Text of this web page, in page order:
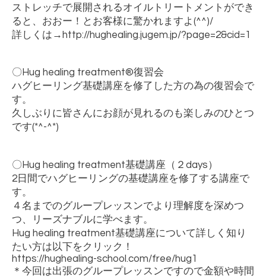
ストレッチで展開されるオイルトリートメントができ
ると、おおー！とお客様に驚かれますよ (^^)/
詳しくは →http://hughealing.jugem.jp/?page=2&cid=1
〇 Hug healing treatment®復習会
ハグヒーリング基礎講座を修了した方の為の復習会で
す。
久しぶりに皆さんにお顔が見れるのも楽しみのひとつ
です(*^-^*)
〇 Hug healing treatment基礎講座（２ days）
2 日間でハグヒーリングの基礎講座を修了する講座で
す。
４名までのグループレッスンでより理解度を深めつ
つ、リーズナブルに学べます。
Hug healing treatment基礎講座について詳しく知り
たい方は以下をクリック！
https://hughealing-school.com/free/hug1
＊今回は出張のグループレッスンですので金額や時間